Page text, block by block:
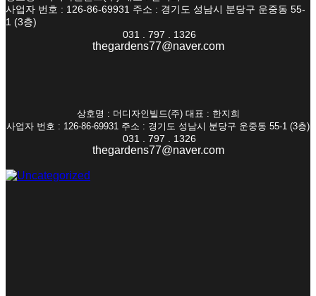
사업자 번호 : 126-86-69931 주소 : 경기도 성남시 분당구 운중동 55-
1 (3층)
031 . 797 . 1326
thegardens77@naver.com
상호명 : 더디자인빌드(주) 대표 : 한지희
사업자 번호 : 126-86-69931 주소 : 경기도 성남시 분당구 운중동 55-1 (3층)
031 . 797 . 1326
thegardens77@naver.com